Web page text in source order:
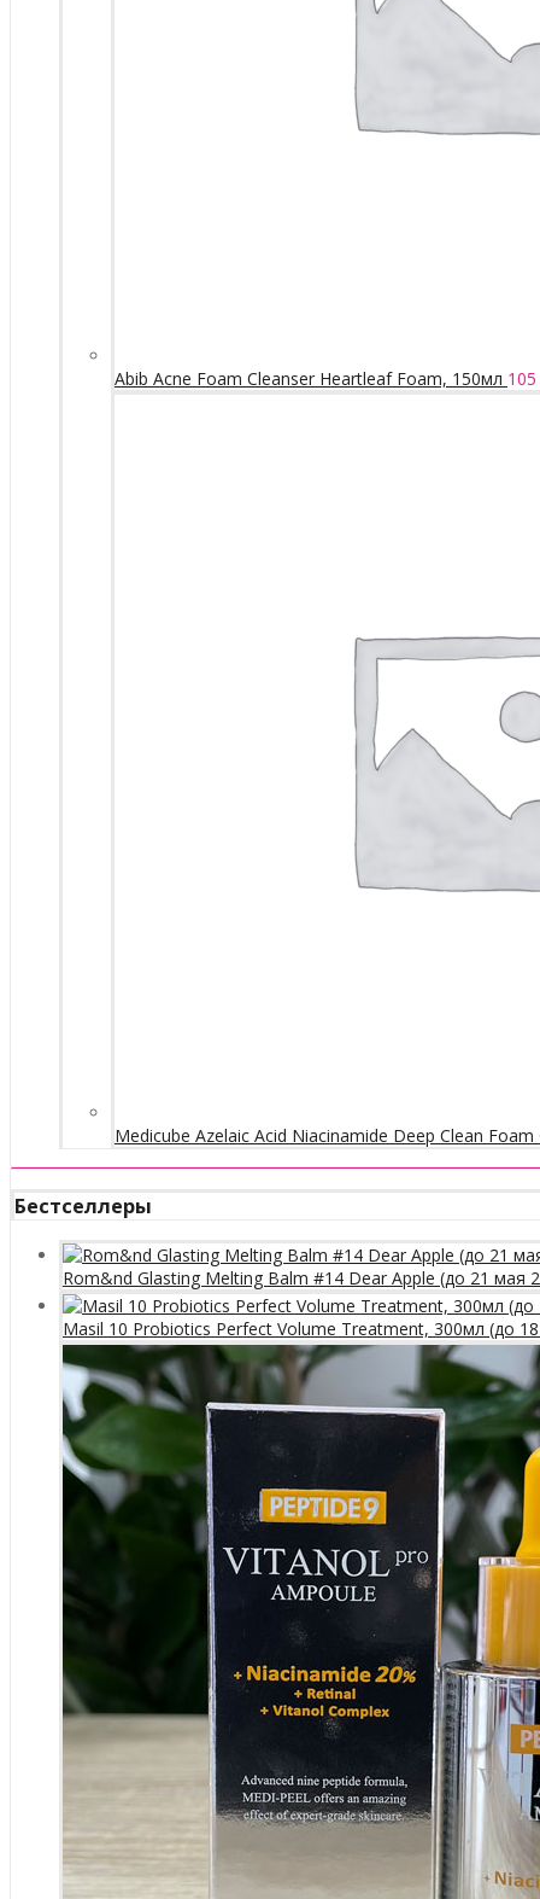
Abib Acne Foam Cleanser Heartleaf Foam, 150мл
Medicube Azelaic Acid Niacinamide Deep Clean Foam
Бестселлеры
Rom&nd Glasting Melting Balm #14 Dear Apple (до 21 мая
Masil 10 Probiotics Perfect Volume Treatment, 300мл (до